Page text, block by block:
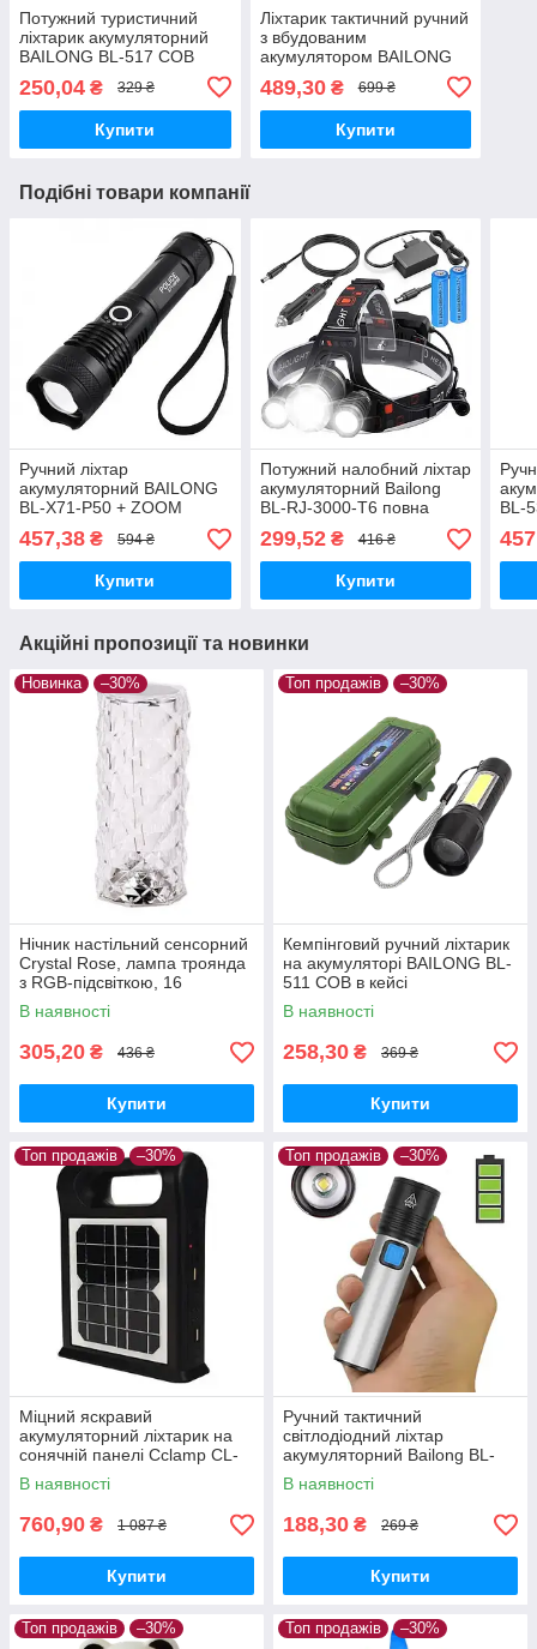
Потужний туристичний
ліхтарик акумуляторний
BAILONG BL-517 COB
250,04 ₴ 329 ₴
Купити
Ліхтарик тактичний ручний
з вбудованим
акумулятором BAILONG
489,30₴ 699 ₴
Купити
Подібні товари компанії
Ручний ліхтар
акумуляторний BAILONG
BL-X71-P50 + ZOOM
457,38 ₴ 594 ₴
Купити
Потужний налобний ліхтар
акумуляторний Bailong
BL-RJ-3000-T6 повна
комплектація 4 режими
Чорний
299,52₴ 416 ₴
Купити
BL-
Акційні пропозиції та новинки
Новинка –30%
Нічник настільний сенсорний
Crystal Rose, лампа троянда
з RGB-підсвіткою, 16
кольорів, акумуляторна з
пультом ДК
В наявності
305,20 ₴ 436 ₴
Купити
Топ продажів –30%
Кемпінговий ручний ліхтарик
на акумуляторі BAILONG BL-
511 COB в кейсі
В наявності
258,30 ₴ 369 ₴
Купити
Топ продажів –30%
Міцний яскравий
акумуляторний ліхтарик на
сонячній панелі Cclamp CL-
12 Power bank 2 лампочки з
повербанком
В наявності
760,90 ₴ 1 087 ₴
Купити
Топ продажів –30%
Ручний тактичний
світлодіодний ліхтар
акумуляторний Bailong BL-
K31 USB CHARGE+ ZOOM
В наявності
188,30 ₴ 269 ₴
Купити
Топ продажів –30% Топ продажів –30%